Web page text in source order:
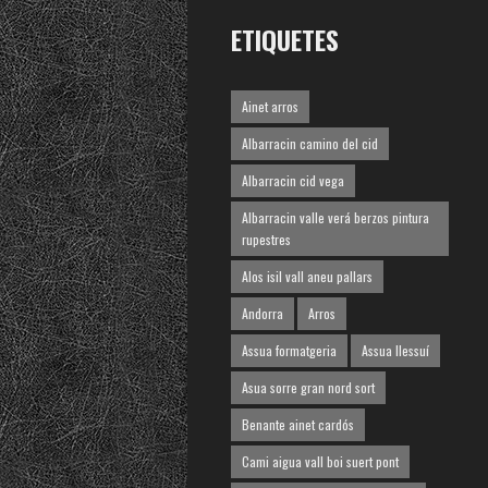
ETIQUETES
Ainet arros
Albarracin camino del cid
Albarracin cid vega
Albarracin valle verá berzos pintura
rupestres
Alos isil vall aneu pallars
Andorra
Arros
Assua formatgeria
Assua llessuí
Asua sorre gran nord sort
Benante ainet cardós
Cami aigua vall boi suert pont